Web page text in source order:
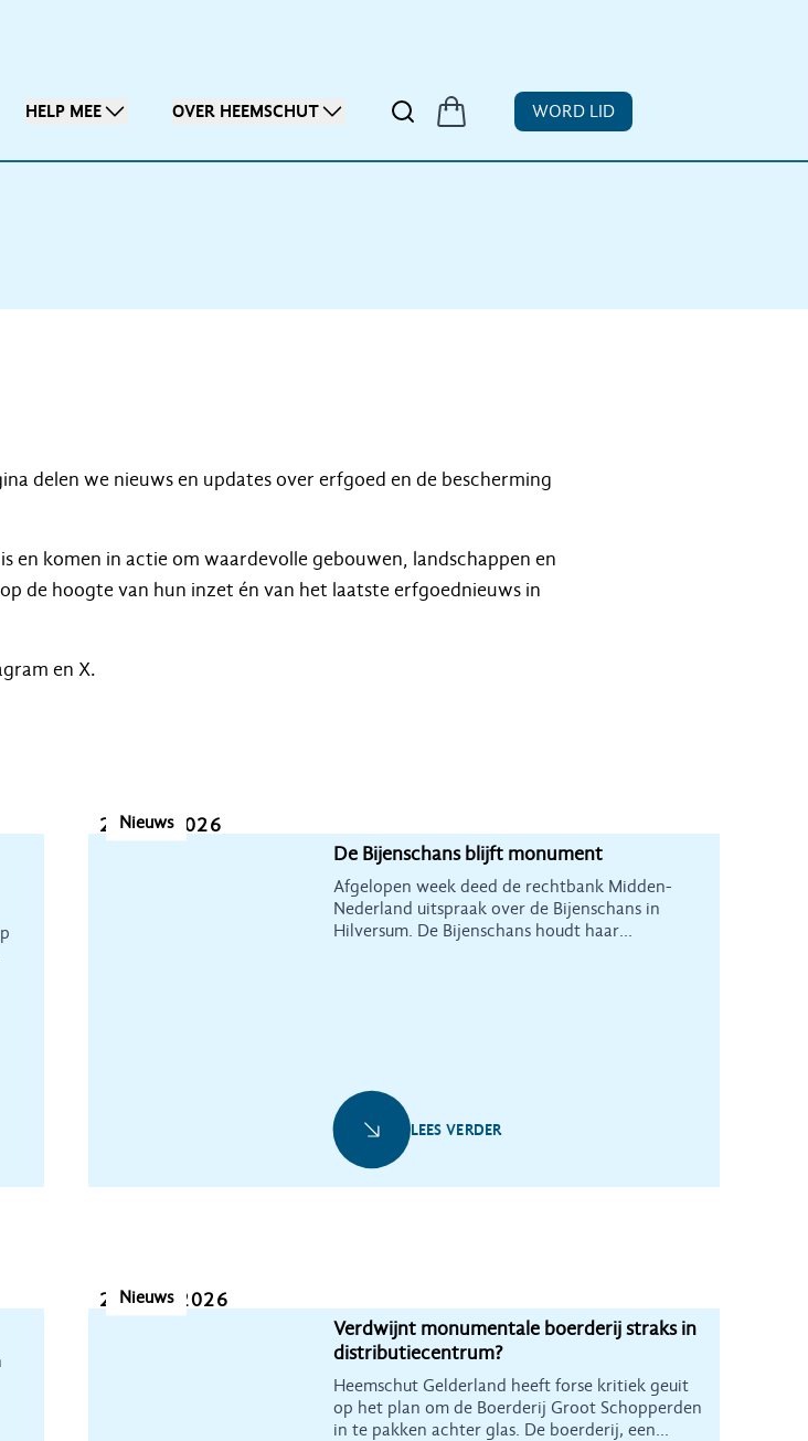
HELP MEE OVER HEEMSCHUT WORD LID
delen we nieuws en updates over erfgoed en de bescherming
en komen in actie om waardevolle gebouwen, landschappen en
de hoogte van hun inzet én van het laatste erfgoednieuws in
en X.
Nieuws
21 juli 2026
De Bijenschans blijft monument
Afgelopen week deed de rechtbank Midden-
Nederland uitspraak over de Bijenschans in
Hilversum. De Bijenschans houdt haar
LEES VERDER
Nieuws
23 juni 2026
Verdwijnt monumentale boerderij straks in
distributiecentrum?
Heemschut Gelderland heeft forse kritiek geuit
op het plan om de Boerderij Groot Schopperden
in te pakken achter glas. De boerderij, een